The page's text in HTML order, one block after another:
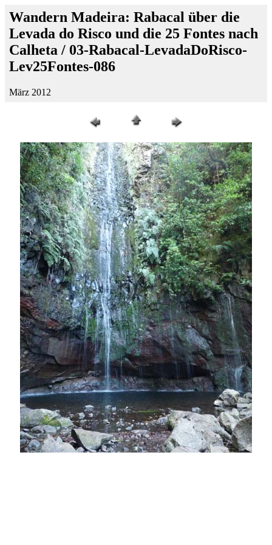
Wandern Madeira: Rabacal über die
Levada do Risco und die 25 Fontes nach
Calheta / 03-Rabacal-LevadaDoRisco-
Lev25Fontes-086
März 2012